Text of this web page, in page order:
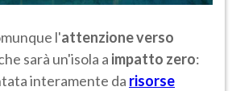
l'attenzione verso
sarà un'isola a impatto zero:
interamente da risorse